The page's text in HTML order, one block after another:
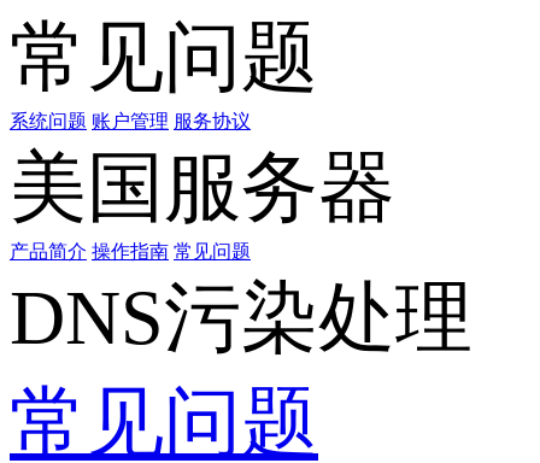
常见问题
系统问题 账户管理 服务协议
美国服务器
产品简介 操作指南 常见问题
DNS污染处理
常见问题